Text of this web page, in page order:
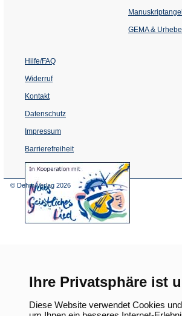
Ihre Privatsphäre ist
Diese Website verwendet Cookies
GEMA &
Hilfe/FAQ
Widerruf
Kontakt
Datenschutz
Impressum
Barrierefreiheit
(Öffnet
in
© Dehm Verlag 2026